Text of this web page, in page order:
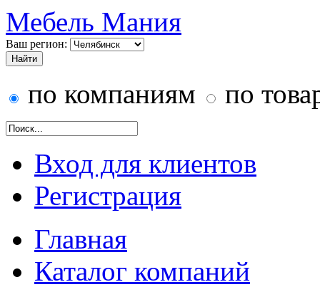
Мебель Мания
Ваш регион:
по компаниям по
Вход для клиентов
Регистрация
Главная
Каталог компаний